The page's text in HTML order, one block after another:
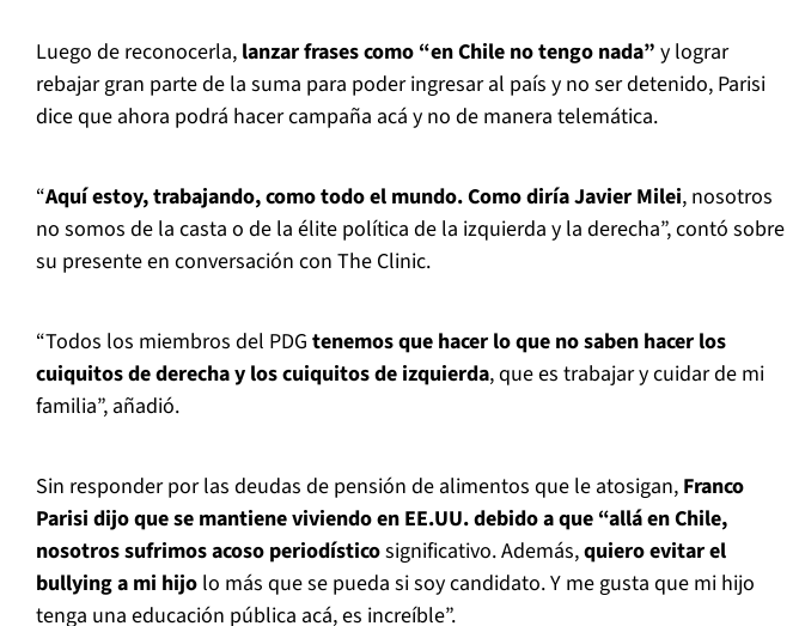
Luego de reconocerla, lanzar frases como “en Chile no tengo nada” y lograr
rebajar gran parte de la suma para poder ingresar al país y no ser detenido, Parisi
dice que ahora podrá hacer campaña acá y no de manera telemática.
“Aquí estoy, trabajando, como todo el mundo. Como diría Javier Milei, nosotros
no somos de la casta o de la élite política de la izquierda y la derecha”, contó sobre
su presente en conversación con The Clinic.
“Todos los miembros del PDG tenemos que hacer lo que no saben hacer los
cuiquitos de derecha y los cuiquitos de izquierda, que es trabajar y cuidar de mi
familia”, añadió.
Sin responder por las deudas de pensión de alimentos que le atosigan, Franco
Parisi dijo que se mantiene viviendo en EE.UU. debido a que “allá en Chile,
nosotros sufrimos acoso periodísticosignificativo. Además,quiero evitar el
bullying a mi hijo lo más que se pueda si soy candidato. Y me gusta que mi hijo
tenga una educación pública acá, es increíble”.